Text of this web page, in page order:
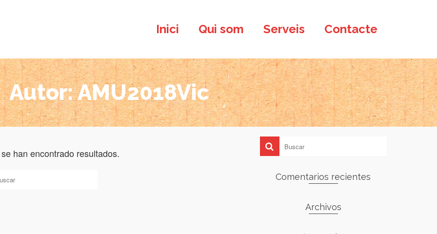
Inici Qui som Serveis Contacte
Autor: AMU2018Vic
han encontrado resultados.
Comentarios recientes
Archivos